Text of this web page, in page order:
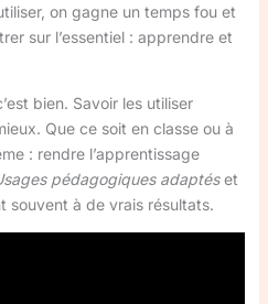
on gagne un temps fou et
sur l’essentiel : apprendre et
bien. Savoir les utiliser
Que ce soit en classe ou à
: rendre l’apprentissage
pédagogiques adaptéset
souvent à de vrais résultats.